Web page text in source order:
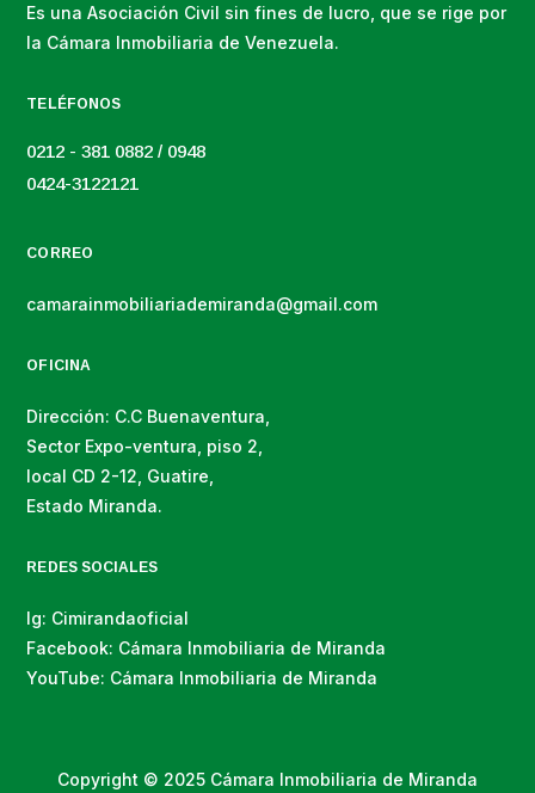
Es una Asociación Civil sin fines de lucro, que se rige por
la Cámara Inmobiliaria de Venezuela.
TELÉFONOS
0212 - 381 0882 / 0948
0424-3122121
CORREO
camarainmobiliariademiranda@gmail.com
OFICINA
Dirección: C.C Buenaventura,
Sector Expo-ventura, piso 2,
local CD 2-12, Guatire,
Estado Miranda.
REDES SOCIALES
Ig: Cimirandaoficial
Facebook: Cámara Inmobiliaria de Miranda
YouTube: Cámara Inmobiliaria de Miranda
Copyright © 2025 Cámara Inmobiliaria de Miranda